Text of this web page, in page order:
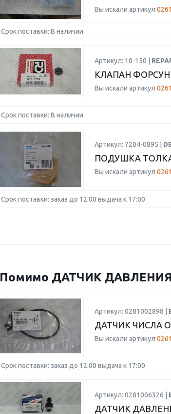
Вы искали артикул
Срок поставки: В наличии
Артикул: 10-150 |
КЛАПАН
Вы искали артикул
Срок поставки: В наличии
Артикул: 7204-0895 |
ПОДУШКА
Вы искали артикул
Срок поставки: заказ до 12:00 выдача к 17:00
Помимо ДАТЧИК ДАВЛЕНИЯ
Артикул: 0281002898 |
ДАТЧИК ЧИСЛА
Вы искали артикул
Срок поставки: заказ до 12:00 выдача к 17:00
Артикул: 0281006326 |
ДАТЧИК